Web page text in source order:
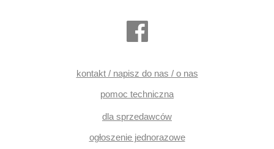
kontakt / napisz do nas / o nas
pomoc techniczna
dla sprzedawców
ogłoszenie jednorazowe